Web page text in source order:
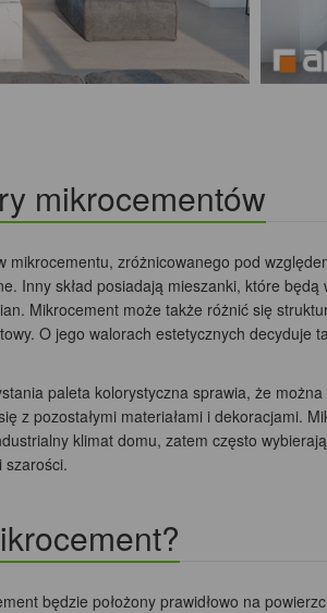
mikrocementów
mikrocementu, zróżnicowanego pod
Inny skład posiadają mieszanki, które
Mikrocement może także różnić się
O jego walorach estetycznych decyduje
paleta kolorystyczna sprawia, że
z pozostałymi materiałami i dekoracjami.
klimat domu, zatem często
szarości.
będzie położony prawidłowo na